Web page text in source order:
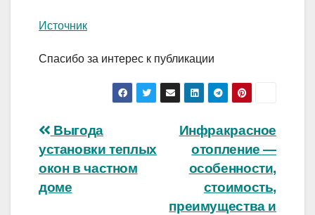
Источник
Спасибо за интерес к публикации
Навигация
по
записям
Инфракрасное
отопление —
особенности,
стоимость,
преимущества и
Выгода
установки теплых
окон в частном
доме